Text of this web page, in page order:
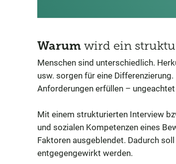
Warum wird ein
Menschen sind unterschiedlich.
usw. sorgen für eine
Anforderungen erfüllen –
Mit einem strukturierten Interview
und sozialen Kompetenzen eines
Faktoren ausgeblendet. Dadurch
entgegengewirkt werden.